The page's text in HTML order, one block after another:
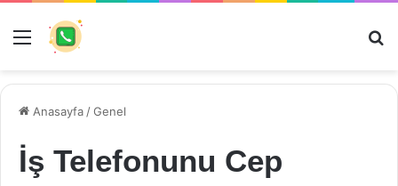
Menü
Anasayfa /Genel
İş Telefonunu Cep